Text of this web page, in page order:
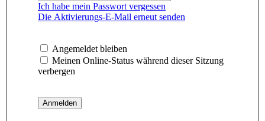
Ich habe mein Passwort vergessen
Die Aktivierungs-E-Mail erneut senden
Angemeldet bleiben
Meinen Online-Status während dieser Sitzung
verbergen